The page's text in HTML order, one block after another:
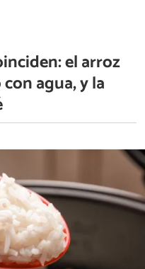
el arroz
agua, y la